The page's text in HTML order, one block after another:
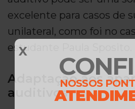
X
NOSSOS
excelente para casos de
unilateral, como foi no
estudante Paula Sposito.
Adaptação aos
auditivos